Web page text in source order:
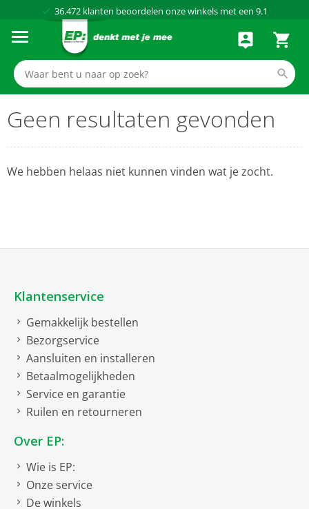
36.472 klanten beoordelen onze winkels met een 9.1
Al meer dan
dé elektronicaspecialist
Achteraf betalen via Klarna
Geen resultaten gevonden
We hebben helaas niet kunnen vinden wat je zocht.
Klantenservice
Gemakkelijk bestellen
Bezorgservice
Aansluiten en installeren
Betaalmogelijkheden
Service en garantie
Ruilen en retourneren
Over EP:
Wie is EP:
Onze service
De winkels